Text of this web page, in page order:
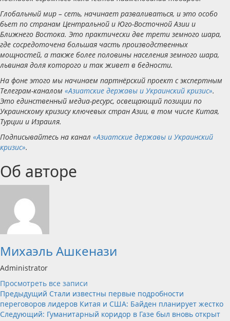
Глобальный мир – сеть, начинает разваливаться, и это особо
бьет по странам Центральной и Юго-Восточной Азии и
Ближнего Востока. Это практически две трети земного шара,
где сосредоточена большая часть производственных
мощностей, а также более половины населения земного шара,
львиная доля которого и так живет в бедности.
На фоне этого мы начинаем партнёрский проект с экспертным
Телеграм-каналом «Азиатские державы и Украинский кризис».
Это единственный медиа-ресурс, освещающий позиции по
Украинскому кризису ключевых стран Азии, в том числе Китая,
Турции и Израиля.
Подписывайтесь на канал «Азиатские державы и Украинский
кризис».
Об авторе
Михаэль Ашкенази
Administrator
Просмотреть все записи
Навигация
записи
Предыдущий Стали известны первые подробности
переговоров лидеров Китая и США: Байден планирует жестко
Следующий: Гуманитарный коридор в Газе был вновь открыт